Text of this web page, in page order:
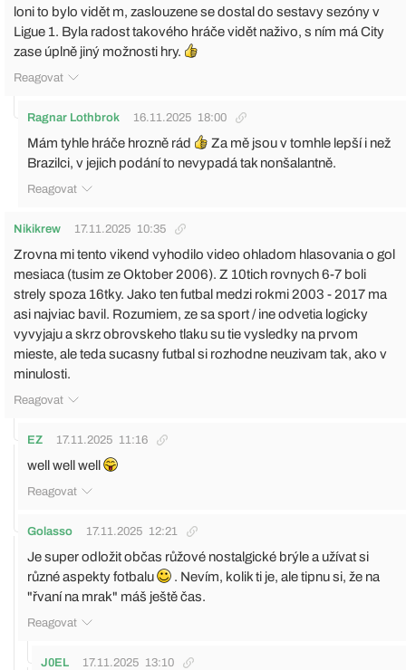
loni to bylo vidět m, zaslouzene se dostal do sestavy sezóny v
Ligue 1. Byla radost takového hráče vidět naživo, s ním má City
zase úplně jiný možnosti hry.
Reagovat
Ragnar Lothbrok 16.11.2025 18:00
Mám tyhle hráče hrozně rád
Za mě jsou v tomhle lepší i než
Brazilci, v jejich podání to nevypadá tak nonšalantně.
Reagovat
Nikikrew 17.11.2025 10:35
Zrovna mi tento vikend vyhodilo video ohladom hlasovania o gol
mesiaca (tusim ze Oktober 2006). Z 10tich rovnych 6-7 boli
strely spoza 16tky. Jako ten futbal medzi rokmi 2003 - 2017 ma
asi najviac bavil. Rozumiem, ze sa sport / ine odvetia logicky
vyvyjaju a skrz obrovskeho tlaku su tie vysledky na prvom
mieste, ale teda sucasny futbal si rozhodne neuzivam tak, ako v
minulosti.
Reagovat
EZ 17.11.2025 11:16
well well well
Reagovat
Golasso 17.11.2025 12:21
Je super odložit občas růžové nostalgické brýle a užívat si
různé aspekty fotbalu
. Nevím, kolik ti je, ale tipnu si, že na
"řvaní na mrak" máš ještě čas.
Reagovat
J0EL 17.11.2025 13:10